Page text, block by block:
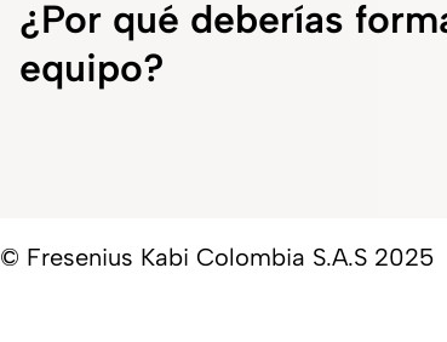
¿Por qué deberías
equipo?
© Fresenius Kabi Colombia S.A.S 2025